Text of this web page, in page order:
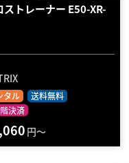
ストレーナー E50-XR-
タル
送料無料
決済
円～